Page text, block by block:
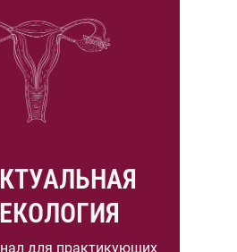
для практикующих